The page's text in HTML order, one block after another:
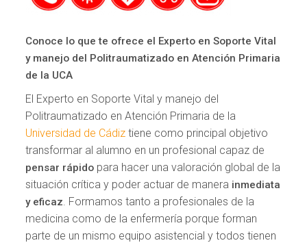
Conoce lo que te ofrece el Experto en Soporte Vital
y manejo del Politraumatizado en Atención Primaria
de la UCA
El Experto en Soporte Vital y manejo del
Politraumatizado en Atención Primaria de la
Universidad de Cádiz tiene como principal objetivo
transformar al alumno en un profesional capaz de
pensar rápido para hacer una valoración global de la
situación crítica y poder actuar de manera inmediata
y eficaz. Formamos tanto a profesionales de la
medicina como de la enfermería porque forman
parte de un mismo equipo asistencial y todos tienen